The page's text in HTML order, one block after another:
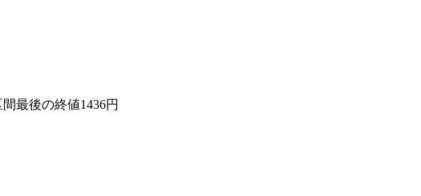
最後の終値1436円